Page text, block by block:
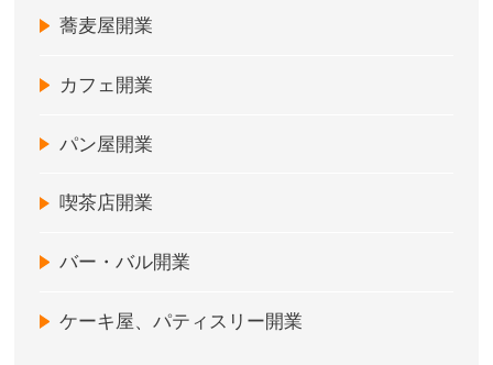
蕎麦屋開業
カフェ開業
パン屋開業
喫茶店開業
バー・バル開業
ケーキ屋、パティスリー開業